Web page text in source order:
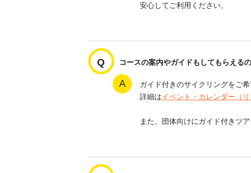
安心してご利用ください。
コースの案内やガイドもしてもらえる
ガイド付きのサイクリングをご希
詳細はイベント・カレンダー（リ
また、団体向けにガイド付きツ